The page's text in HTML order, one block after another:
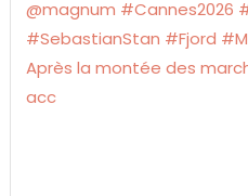
Après la montée des
acc